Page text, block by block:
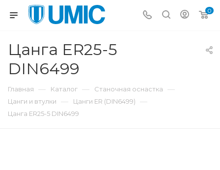
0
Цанга ER25-5
DIN6499
Главная — Каталог — Станочная оснастка —
Цанги и втулки — Цанги ER (DIN6499) —
Цанга ER25-5 DIN6499